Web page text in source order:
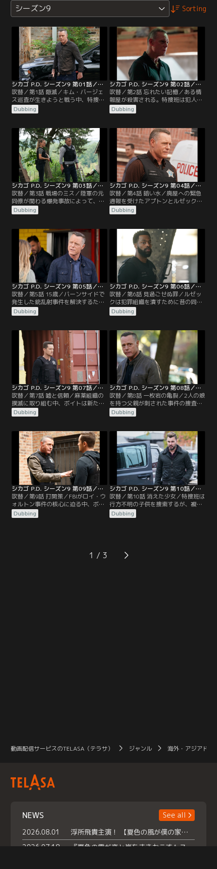
シーズン9 Sorting
シカゴ P.D. シーズン9 第01話／吹替
吹替／第1話 隠滅／キム・バージェ
ス巡査が生きようと戦う中、特捜班
はバージェスの誘拐犯を見つけるた
めに奔走する。サム・ミラー警部補
ようとする。ボイトとアプトンは自
分たちの取った決断の結果に対処す
ることになる。ルゼックは、置かれ
た厳しい状況に苦悩する。
Dubbing
シカゴ P.D. シーズン9 第02話／吹替
吹替／第2話 忘れたい記憶／ある情
報屋が殺害される。特捜班は犯人を
追い詰めるが、衝撃的な事実を知る
ことになる。ボイトとルゼックは、
る。
Dubbing
シカゴ P.D. シーズン9 第03話／吹替
吹替／第3話 戦場のミス／陸軍の元
同僚が関わる爆発事故によって、ハ
ルステッドの過去が浮かび上がる。
FBIがロイの失踪について捜査を開始
ている秘密の重圧を感じる。
Dubbing
シカゴ P.D. シーズン9 第04話／吹替
吹替／第4話 暗い水／廃屋への緊急
通報を受けたアプトンとルゼック
は、その捜査からどす黒い事件へと
導かれることになる。
Dubbing
シカゴ P.D. シーズン9 第05話／吹替
吹替／第5話 15歳／バーンサイドで
発生した銃乱射事件を解決するため
に特捜班が動く中、アトウォーター
は、自分がこの事件に個人的な関わ
Dubbing
シカゴ P.D. シーズン9 第06話／吹替
吹替／第6話 見過ごせぬ罪／ルゼッ
クは犯罪組織を潰すために昔の同僚
と組んで捜査するが、腑に落ちない
点があり、ボイトとバージェスが独
Dubbing
シカゴ P.D. シーズン9 第07話／吹替
吹替／第7話 嘘と信頼／麻薬組織の
撲滅に取り組む中、ボイトは新たな
情報提供者と信頼関係を築いてい
く。しかし、すぐに彼女なりの計画
Dubbing
シカゴ P.D. シーズン9 第08話／吹替
吹替／第8話 一枚岩の亀裂／2人の娘
を持つ父親が刺された事件の捜査を
進める特捜班は、事件に何か裏があ
るのではと思い始める。ロイ・ウォ
され、ボイト、アプトン、ハルステ
ッドは焦りを感じる。
Dubbing
シカゴ P.D. シーズン9 第09話／吹替
吹替／第9話 打開策／FBIがロイ・ウ
ォルトン事件の核心に迫る中、ボイ
トとハルステッドは打開策を練る。
市バスの運転手が乗客に撃たれ、チ
Dubbing
シカゴ P.D. シーズン9 第10話／吹替
吹替／第10話 消えた少女／特捜班は
行方不明の子供を捜索するが、複雑
に入り組んだ事件であることがわか
る。マケイラの親族である人物が名
Dubbing
1
動画配信サービスのTELASA（テラサ） ジャンル 海外・アジアドラ
NEWS
See all
2026.08.01
浮所飛貴主演！ 【夏色の風が僕の家にやってきた】 本日よりテラサで独占配信スタート！
2026.07.18
『夏色の雲が恋と嵐をまきおこす』スペシャルメイキング 【Part1】2026年７月18日（土）23時30分～配信スタート！話題のシーンの裏側を大公開！豪華キャスト大集合！ 『武宮家 真夏の家族会議』開催！